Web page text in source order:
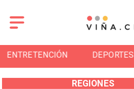
ENTRETENCIÓN DEPORTES
REGIONES